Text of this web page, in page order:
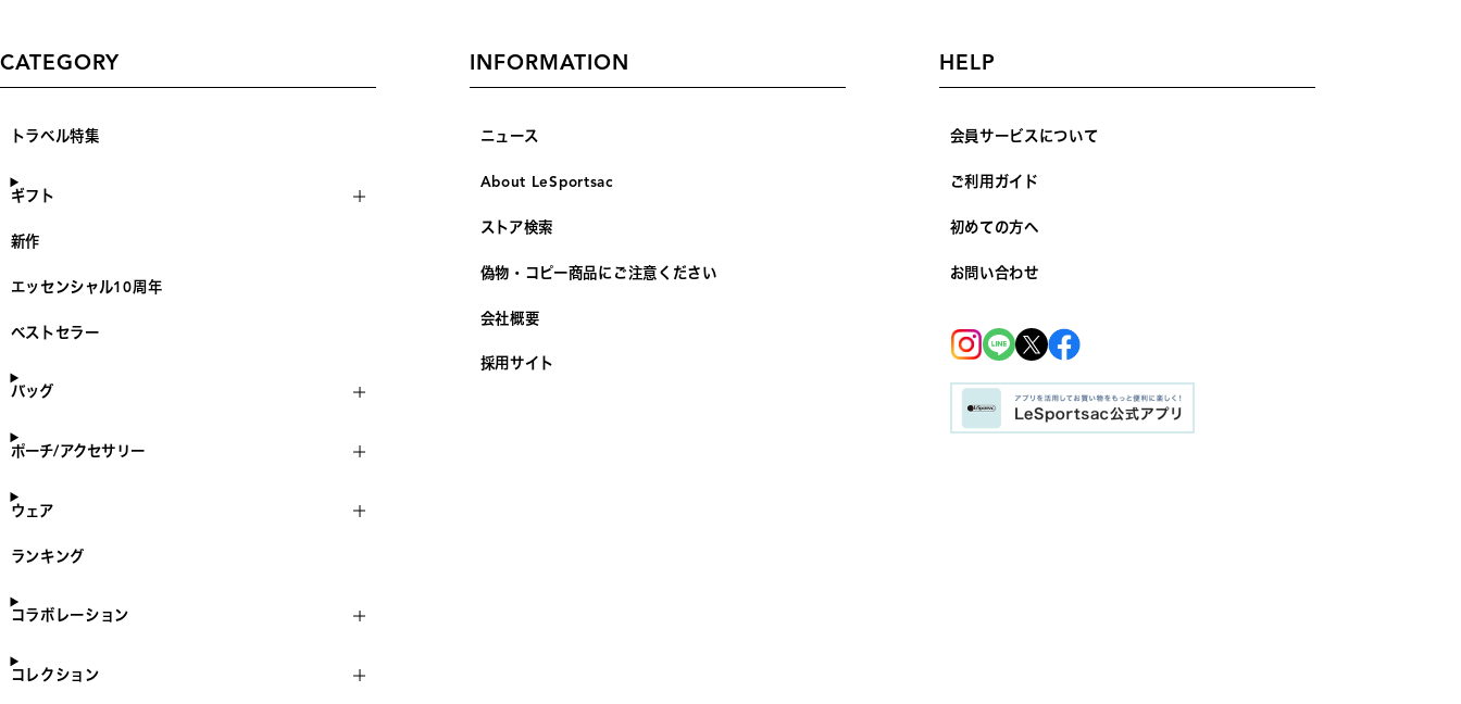
CATEGORY
トラベル特集
ギフト
新作
エッセンシャル10周年
ベストセラー
バッグ
ポーチ/アクセサリー
ウェア
ランキング
コラボレーション
コレクション
INFORMATION
ニュース
About LeSportsac
ストア検索
偽物・コピー商品にご注意ください
会社概要
採用サイト
HELP
会員サービスについて
ご利用ガイド
初めての方へ
お問い合わせ